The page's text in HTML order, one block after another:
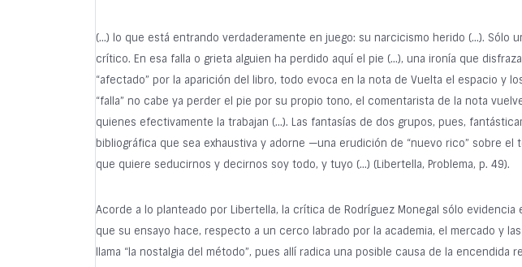
(…) lo que está entrando verdaderamente en juego: su narcicismo herido (…).
crítico. En esa falla o grieta alguien ha perdido aquí el pie (…), una ironía que
“afectado” por la aparición del libro, todo evoca en la nota de Vuelta el espacio y
“falla” no cabe ya perder el pie por su propio tono, el comentarista de la nota
quienes efectivamente la trabajan (…). Las fantasías de dos grupos, pues,
bibliográfica que sea exhaustiva y adorne —una erudición de “nuevo rico” sobre
que quiere seducirnos y decirnos soy todo, y tuyo (…) (Libertella, Problema, p. 49).
Acorde a lo planteado por Libertella, la crítica de Rodríguez Monegal sólo
que su ensayo hace, respecto a un cerco labrado por la academia, el mercado y
llama “la nostalgia del método”, pues allí radica una posible causa de la encendida